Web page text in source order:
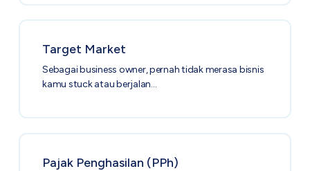
Target Market
Sebagai business owner, pernah tidak merasa bisnis
kamu stuck atau berjalan…
Pajak Penghasilan (PPh)